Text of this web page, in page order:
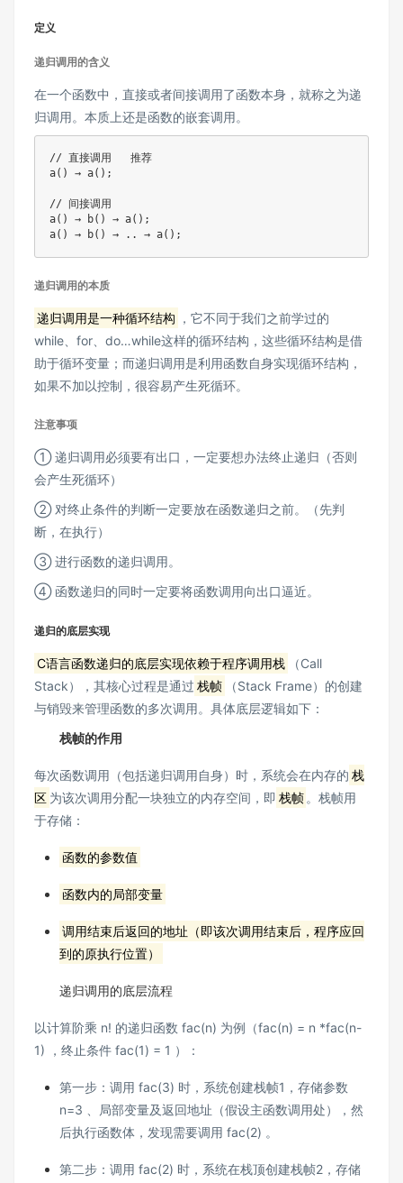
定义
递归调用的含义
在一个函数中，直接或者间接调用了函数本身，就称之为递
归调用。本质上还是函数的嵌套调用。
// 直接调用   推荐
a( ) → a( ) ;
// 间接调用
a( ) → b( ) → a( ) ;
a( ) → b( ) → . . → a( ) ;
递归调用的本质
递归调用是一种循环结构 ，它不同于我们之前学过的
while、for、do…while这样的循环结构，这些循环结构是借
助于循环变量；而递归调用是利用函数自身实现循环结构，
如果不加以控制，很容易产生死循环。
注意事项
① 递归调用必须要有出口，一定要想办法终止递归（否则
会产生死循环）
② 对终止条件的判断一定要放在函数递归之前。（先判
断，在执行）
③ 进行函数的递归调用。
④ 函数递归的同时一定要将函数调用向出口逼近。
递归的底层实现
C语言函数递归的底层实现依赖于程序调用栈
（Call
Stack），其核心过程是通过 栈帧
（Stack Frame）的创建
与销毁来管理函数的多次调用。具体底层逻辑如下：
栈帧的作用
每次函数调用（包括递归调用自身）时，系统会在内存的 栈
区 为该次调用分配一块独立的内存空间，即 栈帧 。栈帧用
于存储：
函数的参数值
函数内的局部变量
调用结束后返回的地址（即该次调用结束后，程序应回
到的原执行位置）
递归调用的底层流程
以计算阶乘 n! 的递归函数 fac(n) 为例（fac(n) = n *fac(n-
1) ，终止条件 fac(1) = 1 ）：
第一步：调用 fac(3) 时，系统创建栈帧1，存储参数
n=3 、局部变量及返回地址（假设主函数调用处），然
后执行函数体，发现需要调用 fac(2) 。
第二步：调用 fac(2) 时，系统在栈顶创建栈帧2，存储